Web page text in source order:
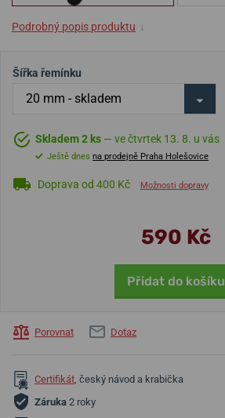
Podrobný popis produktu ↓
Šířka řemínku
Skladem 2 ks — ve čtvrtek 13. 8. u vás
Ještě dnes na prodejně Praha Holešovice
Doprava od 400 Kč Možnosti dopravy
590 Kč
Přidat do košíku
Porovnat Dotaz
Certifikát, český návod a krabička
Záruka 2 roky